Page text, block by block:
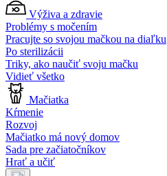
Výživa a zdravie
Problémy s močením
Pracujte so svojou mačkou na diaľku
Po sterilizácii
Triky, ako naučiť svoju mačku
Vidieť všetko
Mačiatka
Kŕmenie
Rozvoj
Mačiatko má nový domov
Sada pre začiatočníkov
Hrať a učiť